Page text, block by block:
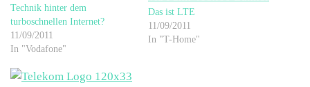
Technik hinter dem
turboschnellen Internet?
11/09/2011
In "Vodafone"
Das ist LTE
11/09/2011
In "T-Home"